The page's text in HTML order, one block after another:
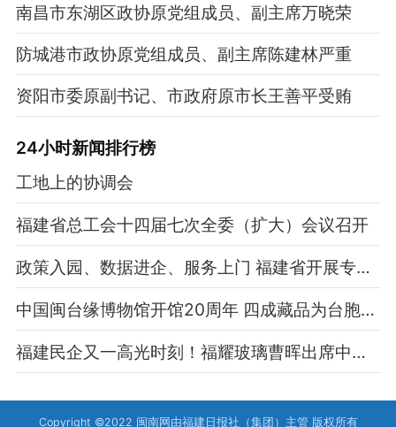
南昌市东湖区政协原党组成员、副主席万晓荣
防城港市政协原党组成员、副主席陈建林严重
资阳市委原副书记、市政府原市长王善平受贿
24小时新闻排行榜
工地上的协调会
福建省总工会十四届七次全委（扩大）会议召开
政策入园、数据进企、服务上门 福建省开展专场惠企活动
中国闽台缘博物馆开馆20周年 四成藏品为台胞捐赠
福建民企又一高光时刻！福耀玻璃曹晖出席中方欢迎晚宴，与马斯克、黄仁勋、库克等中美企业家同席
Copyright ©2022 闽南网由福建日报社（集团）主管 版权所有